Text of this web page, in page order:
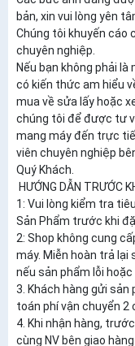
bản, xin vui lòng yên
Chúng tôi khuyến cáo
chuyên nghiệp.
Nếu bạn không phải
có kiến thức am hiểu
mua về sửa lấy hoặc
chúng tôi để được tư
mang máy đến trực
viên chuyên nghiệp
Quý Khách.
HƯỚNG DẪN TRƯỚC
1: Vui lòng kiểm tra
Sản Phẩm trước khi
2: Shop không cung
máy. Miễn hoàn trả lại
nếu sản phẩm lỗi hoặc
3. Khách hàng gửi
toán phí vận chuyển 2
4. Khi nhận hàng,
cùng NV bên giao